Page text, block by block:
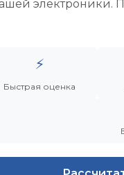
электроники.
⚡
Быстрая оценка